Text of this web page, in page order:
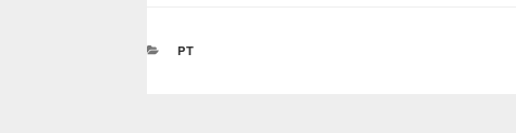
CATEGORIAS
PT